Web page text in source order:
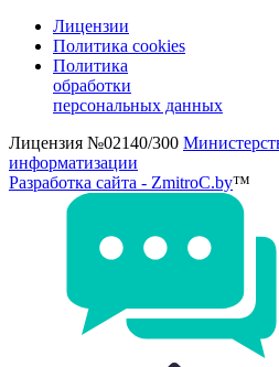
Лицензии
Политика cookies
Политика
обработки
персональных данных
Лицензия №02140/300
информатизации
Разработка сайта - ZmitroC.by™